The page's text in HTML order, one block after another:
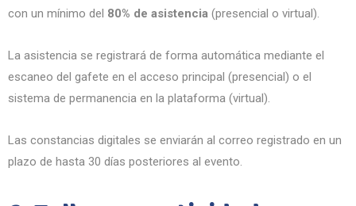
con un mínimo del 80% de asistencia (presencial o virtual).
La asistencia se registrará de forma automática mediante el
escaneo del gafete en el acceso principal (presencial) o el
sistema de permanencia en la plataforma (virtual).
Las constancias digitales se enviarán al correo registrado en un
plazo de hasta 30 días posteriores al evento.